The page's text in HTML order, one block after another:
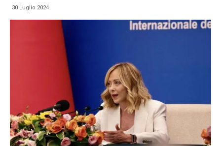
30 Luglio 2024